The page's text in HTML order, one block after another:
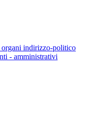
indirizzo-politico
- amministrativi